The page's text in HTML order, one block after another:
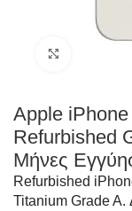
Apple
Refurbished
Μήνες
Refurbished
Titanium Grade A.